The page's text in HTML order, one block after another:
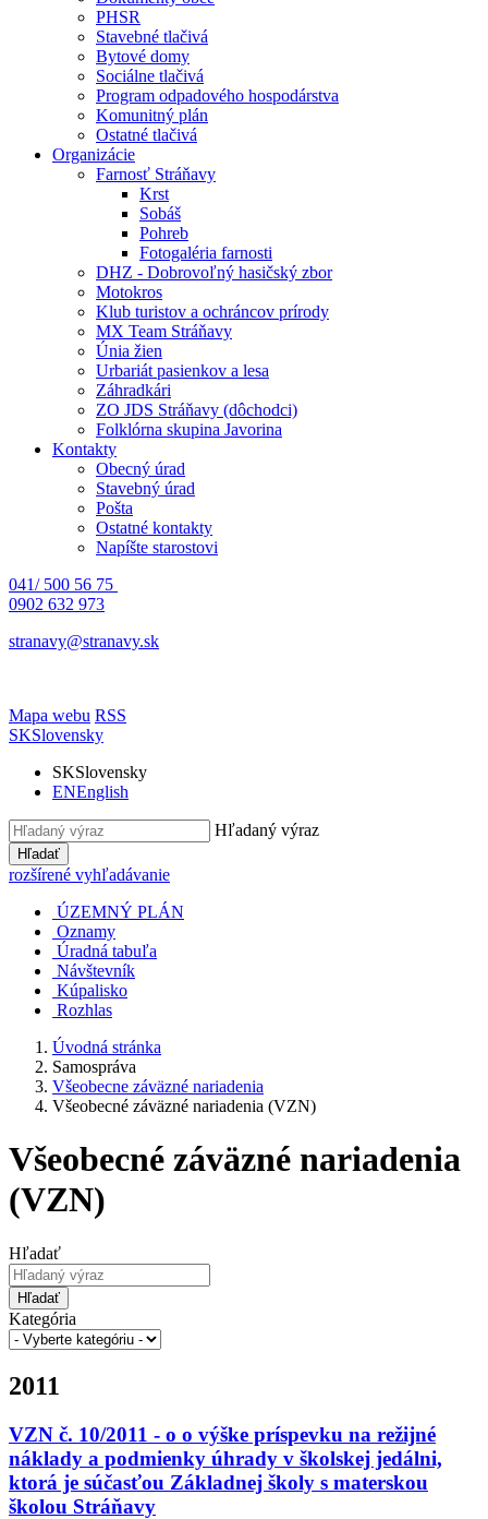
PHSR
Stavebné tlačivá
Bytové domy
Sociálne tlačivá
Program odpadového hospodárstva
Komunitný plán
Ostatné tlačivá
Organizácie
Farnosť Stráňavy
Krst
Sobáš
Pohreb
Fotogaléria farnosti
DHZ - Dobrovoľný hasičský zbor
Motokros
Klub turistov a ochráncov prírody
MX Team Stráňavy
Únia žien
Urbariát pasienkov a lesa
Záhradkári
ZO JDS Stráňavy (dôchodci)
Folklórna skupina Javorina
Kontakty
Obecný úrad
Stavebný úrad
Pošta
Ostatné kontakty
Napíšte starostovi
041/ 500 56 75
0902 632 973
stranavy@stranavy.sk
Mapa webu RSS
SKSlovensky
SKSlovensky
ENEnglish
Hľadaný výraz
Hľadať
rozšírené vyhľadávanie
ÚZEMNÝ PLÁN
Oznamy
Úradná tabuľa
Návštevník
Kúpalisko
Rozhlas
Úvodná stránka
Samospráva
Všeobecne záväzné nariadenia
Všeobecné záväzné nariadenia (VZN)
Všeobecné záväzné nariadenia
(VZN)
Hľadať
Hľadať
Kategória
2011
VZN č. 10/2011 - o o výške príspevku na režijné
náklady a podmienky úhrady v školskej jedálni,
ktorá je súčasťou Základnej školy s materskou
školou Stráňavy